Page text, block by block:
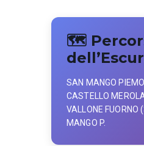
🗺️
SAN MANGO
CASTELLO
VALLONE FUORNO
MANGO P.